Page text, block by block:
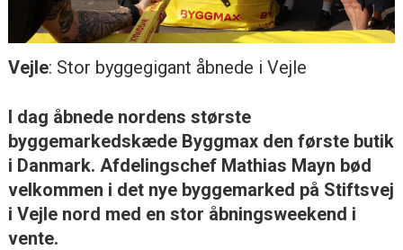
Vejle: Stor byggegigant åbnede i Vejle
I dag åbnede nordens største
byggemarkedskæde Byggmax den første butik
i Danmark. Afdelingschef Mathias Mayn bød
velkommen i det nye byggemarked på Stiftsvej
i Vejle nord med en stor åbningsweekend i
vente.